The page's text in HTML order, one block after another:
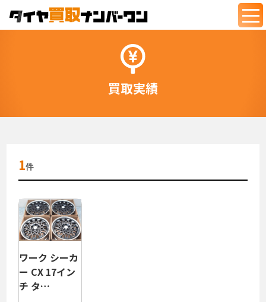
買取実績
1件
ワーク シーカ
ー CX 17イン
チ タ…